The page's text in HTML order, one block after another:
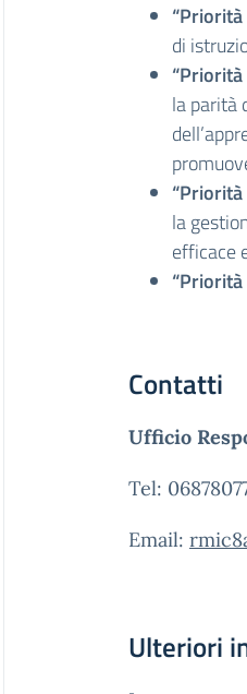
“Priorità
di
la parità
“Priorità
la
efficace
“Priorità
Contatti
Ufficio
Tel:
Email:
Ulteriori